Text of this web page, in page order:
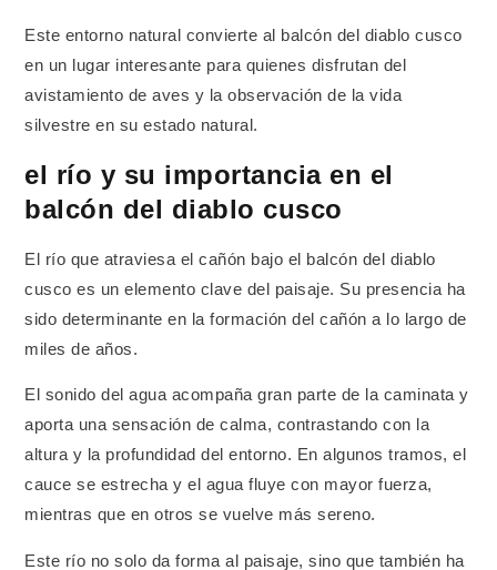
Este entorno natural convierte al balcón del diablo cusco
en un lugar interesante para quienes disfrutan del
avistamiento de aves y la observación de la vida
silvestre en su estado natural.
el río y su importancia en el
balcón del diablo cusco
El río que atraviesa el cañón bajo el balcón del diablo
cusco es un elemento clave del paisaje. Su presencia ha
sido determinante en la formación del cañón a lo largo de
miles de años.
El sonido del agua acompaña gran parte de la caminata y
aporta una sensación de calma, contrastando con la
altura y la profundidad del entorno. En algunos tramos, el
cauce se estrecha y el agua fluye con mayor fuerza,
mientras que en otros se vuelve más sereno.
Este río no solo da forma al paisaje, sino que también ha